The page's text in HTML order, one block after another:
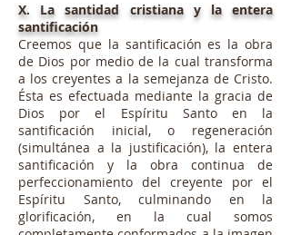
X. La santidad cristiana y la entera
santificación
Creemos que la santificación es la obra
de Dios por medio de la cual transforma
a los creyentes a la semejanza de Cristo.
Ésta es efectuada mediante la gracia de
Dios por el Espíritu Santo en la
santificación inicial, o regeneración
(simultánea a la justificación), la entera
santificación y la obra continua de
perfeccionamiento del creyente por el
Espíritu Santo, culminando en la
glorificación, en la cual somos